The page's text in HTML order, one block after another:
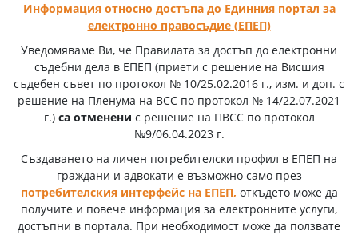
Информация относно достъпа до Единния портал за
електронно правосъдие (ЕПЕП)
Уведомяваме Ви, че Правилата за достъп до електронни
съдебни дела в ЕПЕП (приети с решение на Висшия
съдебен съвет по протокол № 10/25.02.2016 г., изм. и доп. с
решение на Пленума на ВСС по протокол № 14/22.07.2021
г.) са отменени с решение на ПВСС по протокол
№9/06.04.2023 г.
Създаването на личен потребителски профил в ЕПЕП на
граждани и адвокати е възможно само през
потребителския интерфейс на ЕПЕП, откъдето може да
получите и повече информация за електронните услуги,
достъпни в портала. При необходимост може да ползвате